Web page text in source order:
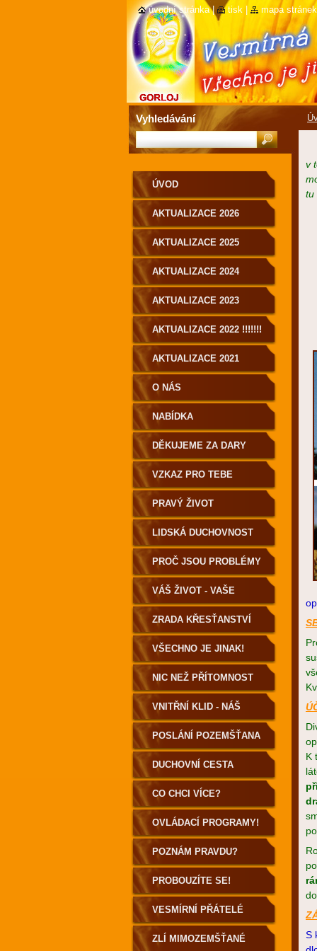
v
tu
K
S
ÚVOD
AKTUALIZACE 2026
AKTUALIZACE 2025
AKTUALIZACE 2024
AKTUALIZACE 2023
AKTUALIZACE 2022 !!!!!!!
AKTUALIZACE 2021
O NÁS
NABÍDKA
DĚKUJEME ZA DARY
VZKAZ PRO TEBE
PRAVÝ ŽIVOT
LIDSKÁ DUCHOVNOST
PRO POZEMŠŤANY!
PROČ JSOU PROBLÉMY
A NEMOCI?
VÁŠ ŽIVOT - VAŠE
VOLBA
ZRADA KŘESŤANSTVÍ
VŠECHNO JE JINAK!
NIC NEŽ PŘÍTOMNOST
VNITŘNÍ KLID - NÁŠ
DOMOV
POSLÁNÍ POZEMŠŤANA
DUCHOVNÍ CESTA
POZEMŠŤANA
CO CHCI VÍCE?
OVLÁDACÍ PROGRAMY!
POZNÁM PRAVDU?
PROBOUZÍTE SE!
VESMÍRNÍ PŘÁTELÉ
ZLÍ MIMOZEMŠŤANÉ
Vyhledávání
úvodní stránka | tisk mapa stránek